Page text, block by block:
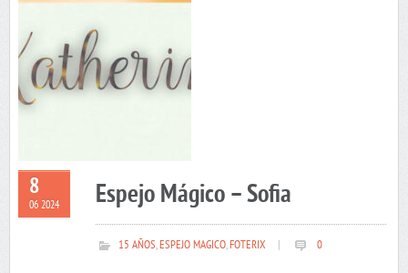
8
06 2024 Espejo Mágico – Sofia
15 AÑOS,ESPEJO MAGICO,FOTERIX 0